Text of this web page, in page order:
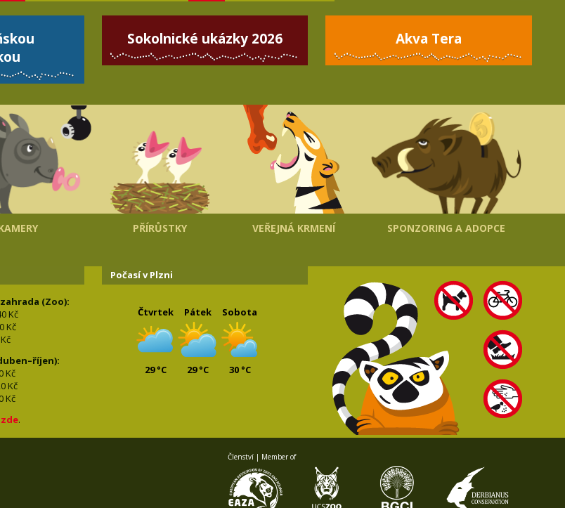
Sokolnické ukázky 2026 Akva Tera
PŘÍRŮSTKY VEŘEJNÁ KRMENÍ SPONZORING A ADOPCE
(Zoo):
Kč
Kč
Kč
0 Kč
Kč
zde.
Počasí v Plzni
Čtvrtek
29 °C
Pátek
29 °C
Sobota
30 °C
Členství | Member of